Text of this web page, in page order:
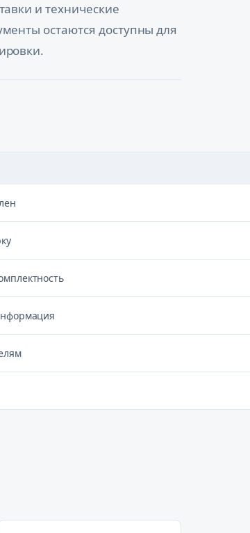
и технические
остаются доступны для